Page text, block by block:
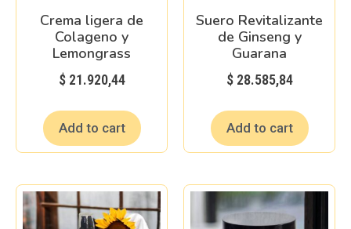
Crema ligera de
Colageno y
Lemongrass
$21.920,44
Add to cart
Suero Revitalizante
de Ginseng y
Guarana
$28.585,84
Add to cart